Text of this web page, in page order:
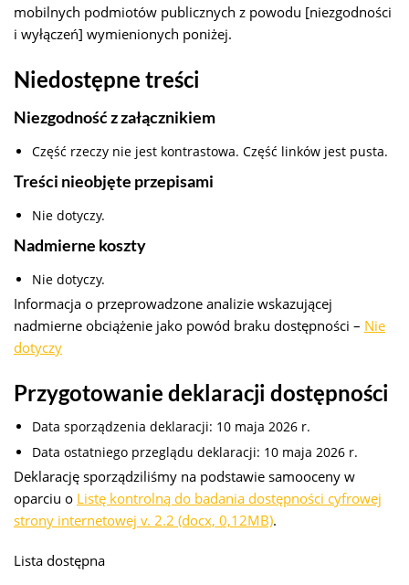
mobilnych podmiotów publicznych z powodu [niezgodności
i wyłączeń] wymienionych poniżej.
Niedostępne treści
Niezgodność z załącznikiem
Część rzeczy nie jest kontrastowa. Część linków jest pusta.
Treści nieobjęte przepisami
Nie dotyczy.
Nadmierne koszty
Nie dotyczy.
Informacja o przeprowadzone analizie wskazującej
nadmierne obciążenie jako powód braku dostępności – Nie
dotyczy
Przygotowanie deklaracji dostępności
Data sporządzenia deklaracji: 10 maja 2026 r.
Data ostatniego przeglądu deklaracji: 10 maja 2026 r.
Deklarację sporządziliśmy na podstawie samooceny w
oparciu o Listę kontrolną do badania dostępności cyfrowej
strony internetowej v. 2.2 (docx, 0,12MB).
Lista dostępna